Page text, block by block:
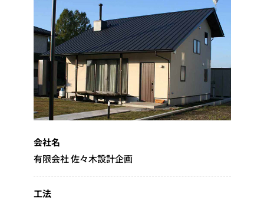
会社名
有限会社 佐々木設計企画
工法